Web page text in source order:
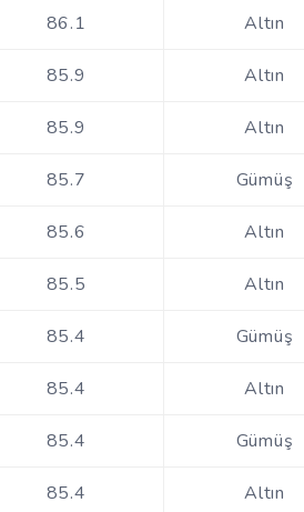
86.1 Altın
85.9 Altın
85.9 Altın
85.7 Gümüş
85.6 Altın
85.5 Altın
85.4 Gümüş
85.4 Altın
85.4 Gümüş
85.4 Altın